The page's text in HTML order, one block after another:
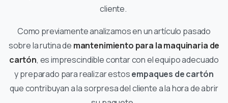
cliente.
Como previamente analizamos en un artículo pasado
sobre la rutina de mantenimiento para la maquinaria de
cartón, es imprescindible contar con el equipo adecuado
y preparado para realizar estosempaques de cartón
que contribuyan a la sorpresa del cliente a la hora de abrir